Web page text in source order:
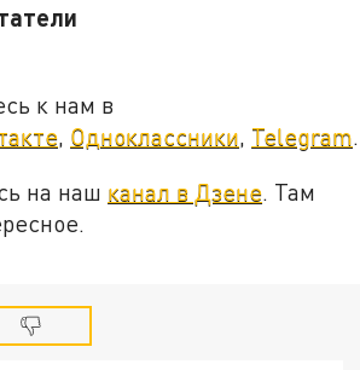
к нам в
, Одноклассники, Telegram.
на наш канал в Дзене. Там